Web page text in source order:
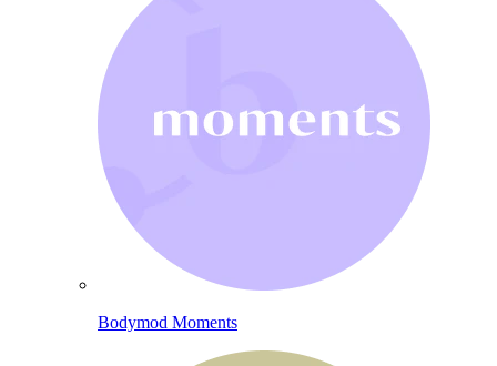
Bodymod Moments